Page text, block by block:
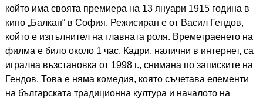
който има своята премиера на 13 януари 1915 година в
кино „Балкан“ в София. Режисиран е от Васил Гендов,
който е изпълнител на главната роля. Времетраенето на
филма е било около 1 час. Кадри, налични в интернет, са
игрална възстановка от 1998 г., снимана по записките на
Гендов. Това е няма комедия, която съчетава елементи
на българската традиционна култура и началото на